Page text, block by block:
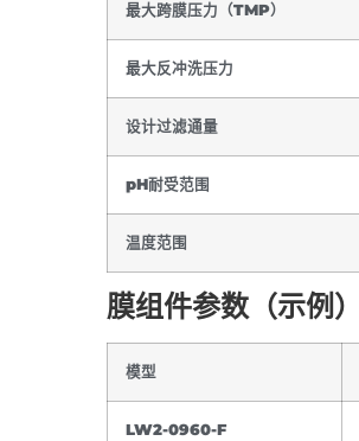
最大跨膜压力（TMP）
最大反冲洗压力
设计过滤通量
pH耐受范围
温度范围
膜组件参数（示例）
模型
LW2-0960-F